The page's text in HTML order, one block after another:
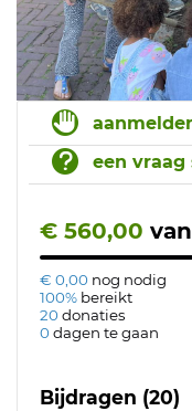
een vraag
€ 560,00 van
€ 0,00 nog nodig
100% bereikt
20donaties
0dagen te gaan
Bijdragen (20)